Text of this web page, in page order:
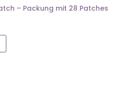
– Packung mit 28 Patches